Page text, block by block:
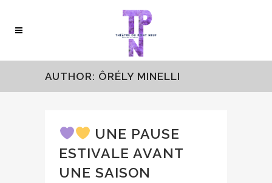
AUTHOR: ÔRÉLY MINELLI
UNE PAUSE
ESTIVALE AVANT
UNE SAISON